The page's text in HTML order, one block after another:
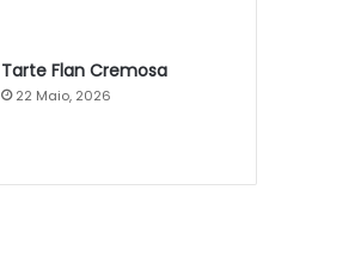
Tarte Flan Cremosa
22 Maio, 2026